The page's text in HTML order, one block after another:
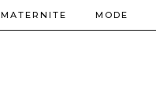
MATERNITE MODE